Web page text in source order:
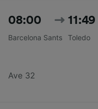
08:00
Barcelona Sants
11:49
Toledo
Ave 32